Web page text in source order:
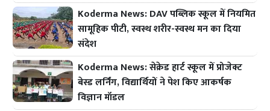
Koderma News: DAV पब्लिक स्कूल में नियमित
सामूहिक पीटी, स्वस्थ शरीर-स्वस्थ मन का दिया
संदेश
Koderma News: सेक्रेड हार्ट स्कूल में प्रोजेक्ट
बेस्ड लर्निंग, विद्यार्थियों ने पेश किए आकर्षक
विज्ञान मॉडल